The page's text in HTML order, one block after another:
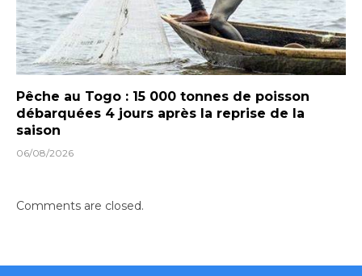
Pêche au Togo : 15 000 tonnes de poisson
débarquées 4 jours après la reprise de la
saison
06/08/2026
Comments are closed.